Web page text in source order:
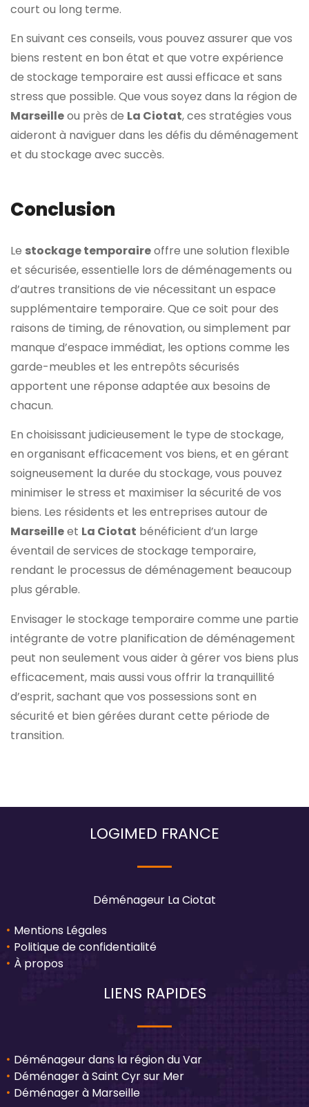
court ou long terme.
En suivant ces conseils, vous pouvez assurer que vos
biens restent en bon état et que votre expérience
de stockage temporaire est aussi efficace et sans
stress que possible. Que vous soyez dans la région de
Marseilleou près de La Ciotat, ces stratégies vous
aideront à naviguer dans les défis du déménagement
et du stockage avec succès.
Conclusion
Le stockage temporaireoffre une solution flexible
et sécurisée, essentielle lors de déménagements ou
d’autres transitions de vie nécessitant un espace
supplémentaire temporaire. Que ce soit pour des
raisons de timing, de rénovation, ou simplement par
manque d’espace immédiat, les options comme les
garde-meubles et les entrepôts sécurisés
apportent une réponse adaptée aux besoins de
chacun.
En choisissant judicieusement le type de stockage,
en organisant efficacement vos biens, et en gérant
soigneusement la durée du stockage, vous pouvez
minimiser le stress et maximiser la sécurité de vos
biens. Les résidents et les entreprises autour de
Marseilleet La Ciotat bénéficient d’un large
éventail de services de stockage temporaire,
rendant le processus de déménagement beaucoup
plus gérable.
Envisager le stockage temporaire comme une partie
intégrante de votre planification de déménagement
peut non seulement vous aider à gérer vos biens plus
efficacement, mais aussi vous offrir la tranquillité
d’esprit, sachant que vos possessions sont en
sécurité et bien gérées durant cette période de
transition.
LOGIMED FRANCE
Déménageur La Ciotat
Mentions Légales
Politique de confidentialité
À propos
LIENS RAPIDES
Déménageur dans la région du Var
Déménager à Saint Cyr sur Mer
Déménager à Marseille